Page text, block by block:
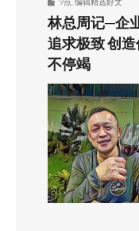
林总周记─企
追求极致 创
不停竭